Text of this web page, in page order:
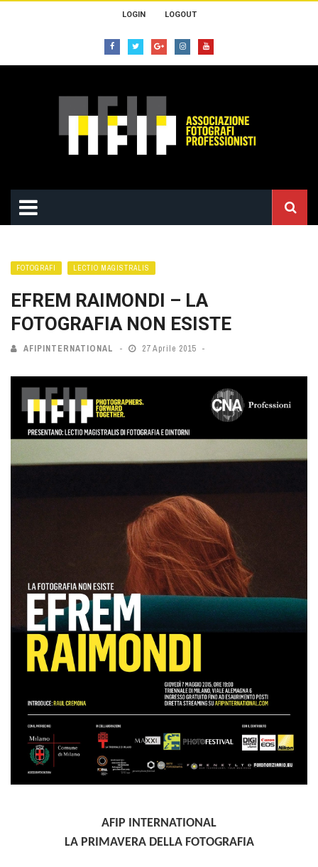
LOGIN LOGOUT
FOTOGRAFI LECTIO MAGISTRALIS
EFREM RAIMONDI – LA
FOTOGRAFIA NON ESISTE
AFIPINTERNATIONAL 27 Aprile 2015
AFIP INTERNATIONAL
LA PRIMAVERA DELLA FOTOGRAFIA